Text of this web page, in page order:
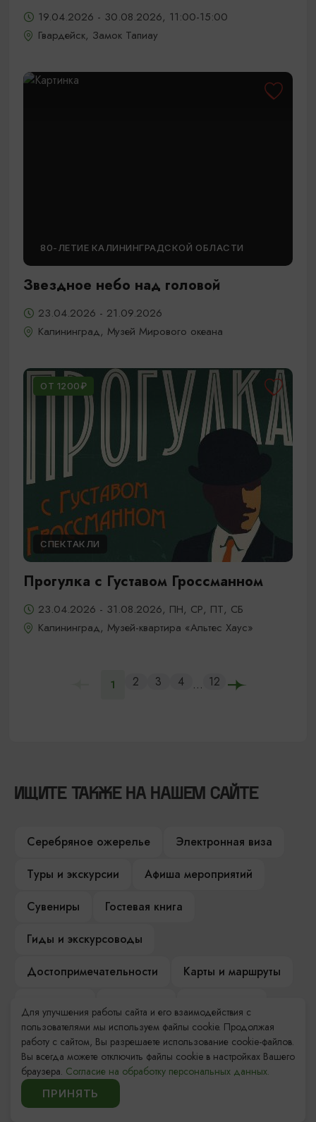
19.04.2026 - 30.08.2026, 11:00-15:00
Гвардейск, Замок Тапиау
80-ЛЕТИЕ КАЛИНИНГРАДСКОЙ ОБЛАСТИ
Звездное небо над головой
23.04.2026 - 21.09.2026
Калининград, Музей Мирового океана
ОТ 1200₽
СПЕКТАКЛИ
Прогулка с Густавом Гроссманном
23.04.2026 - 31.08.2026, ПН, СР, ПТ, СБ
Калининград, Музей-квартира «Альтес Хаус»
1 2 3 4 ... 12
ИЩИТЕ ТАКЖЕ НА НАШЕМ САЙТЕ
Серебряное ожерелье
Электронная виза
Туры и экскурсии
Афиша мероприятий
Сувениры
Гостевая книга
Гиды и экскурсоводы
Достопримечательности
Карты и маршруты
Компас Балтийской кухни
Настоящий Калининградец
Музеи
Для улучшения работы сайта и его взаимодействия с
пользователями мы используем файлы cookie. Продолжая
работу с сайтом, Вы разрешаете использование cookie-файлов.
Вы всегда можете отключить файлы cookie в настройках Вашего
браузера. Согласие на обработку персональных данных.
ПРИНЯТЬ